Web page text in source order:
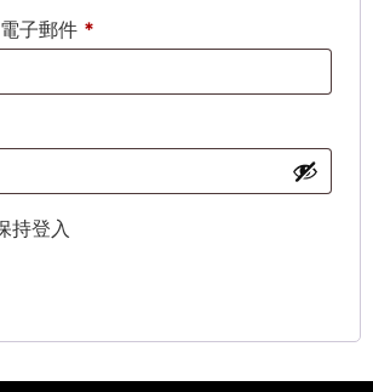
子郵件 *
持登入